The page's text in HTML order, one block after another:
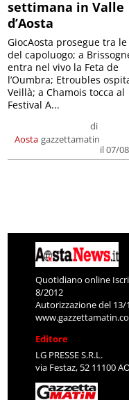
settimana in Valle
d’Aosta
Aosta
di
gazzettamatin
il 07/
GiocAosta prosegue tra
del capoluogo; a
entra nel vivo la Feta de
l’Oumbra; Etroubles
Veillà; a Chamois tocca al
Festival A...
Quotidiano online
8/2012
Autorizzazione del 13/
Editore
LG PRESSE S.R.L.
via Festaz, 52 11100